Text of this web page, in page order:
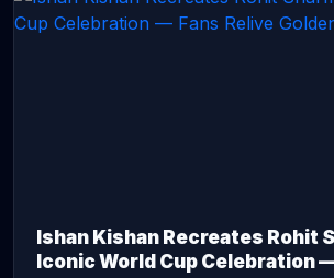
Ishan Kishan Recreates Rohit
Iconic World Cup Celebration